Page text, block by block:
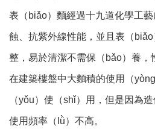
表（biǎo）麵經過十九道化學工
蝕、抗紫外線性能，並且表（
整，易於清潔不需保（bǎo）養，
在建築樓盤中大麵積的使用（
（yǒu）使（shǐ）用，但是因為
使用頻率（lǜ）不高。